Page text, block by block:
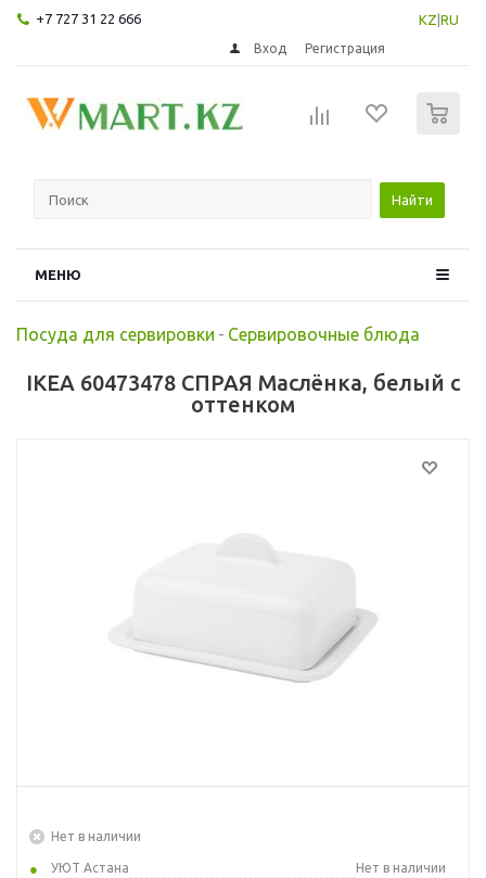
+7 727 31 22 666 KZ RU
Вход Регистрация
Найти
МЕНЮ
Посуда для сервировки - Сервировочные блюда
IKEA 60473478 СПРАЯ Маслёнка, белый с
оттенком
Нет в наличии
УЮТ Астана
Нет в наличии